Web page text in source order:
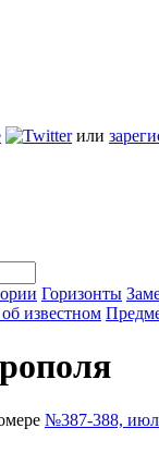
или
Горизонты
известном
№387-388,